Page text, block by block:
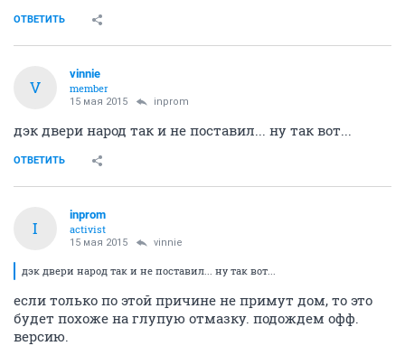
ОТВЕТИТЬ
V
vinnie
member
15 мая 2015 inprom
дэк двери народ так и не поставил... ну так вот...
ОТВЕТИТЬ
I
inprom
activist
15 мая 2015 vinnie
дэк двери народ так и не поставил... ну так вот...
если только по этой причине не примут дом, то это
будет похоже на глупую отмазку. подождем офф.
версию.